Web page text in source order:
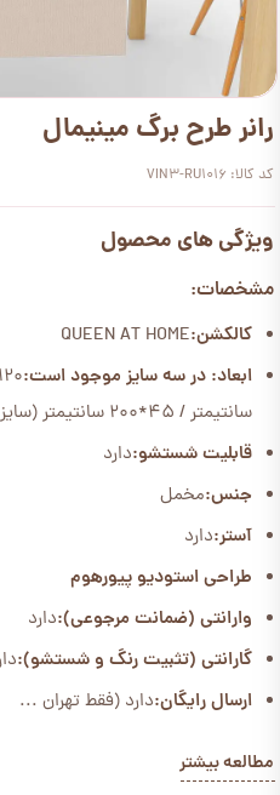
رانر طرح برگ مینیمال
کد کالا: VIN3-RU1016
ویژگی های محصول
مشخصات:
کالکشن:QUEEN AT HOME
ابعاد: در سه سایز موجود است:
سانتیمتر / 45*200 سانتیمتر (سایز مورد نظر را انتخاب کنید)
قابلیت شستشو:دارد
جنس:مخمل
آستر:دارد
طراحی استودیو پیورهوم
وارانتی (ضمانت مرجوعی):دارد
گارانتی (تثبیت رنگ و شستشو):
ارسال رایگان:دارد (فقط تهران ...
مطالعه بیشتر